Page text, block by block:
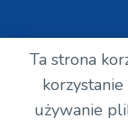
Copyright ©
2024.
Ta strona
używanie